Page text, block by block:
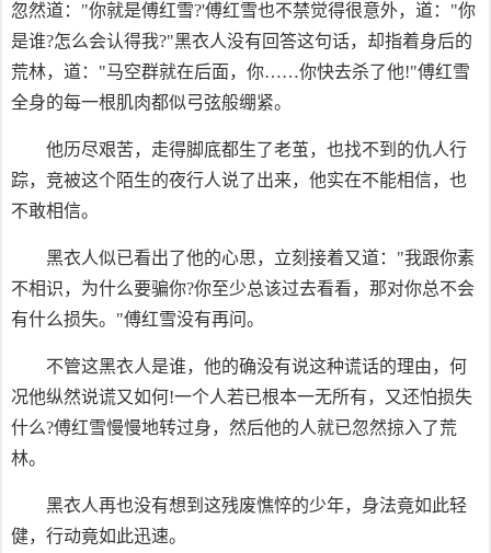
忽然道："你就是傅红雪?'傅红雪也不禁觉得很意外，道："你
是谁?怎么会认得我?"黑衣人没有回答这句话，却指着身后的
荒林，道："马空群就在后面，你……你快去杀了他!"傅红雪
全身的每一根肌肉都似弓弦般绷紧。
他历尽艰苦，走得脚底都生了老茧，也找不到的仇人行
踪，竞被这个陌生的夜行人说了出来，他实在不能相信，也
不敢相信。
黑衣人似已看出了他的心思，立刻接着又道："我跟你素
不相识，为什么要骗你?你至少总该过去看看，那对你总不会
有什么损失。"傅红雪没有再问。
不管这黑衣人是谁，他的确没有说这种谎话的理由，何
况他纵然说谎又如何!一个人若已根本一无所有，又还怕损失
什么?傅红雪慢慢地转过身，然后他的人就已忽然掠入了荒
林。
黑衣人再也没有想到这残废憔悴的少年，身法竟如此轻
健，行动竟如此迅速。